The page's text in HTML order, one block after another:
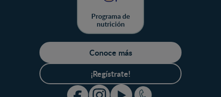
Programa de
nutrición
Conoce más
¡Regístrate!